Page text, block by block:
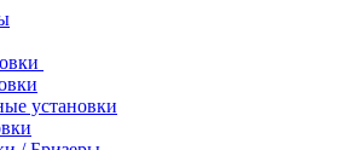
установки